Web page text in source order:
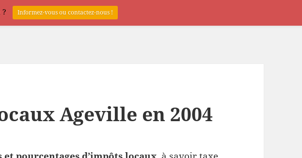
Ageville en 2004
Informez-vous ou contactez-nous !